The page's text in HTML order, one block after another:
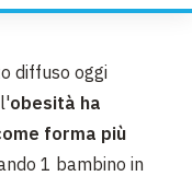
diffuso oggi
obesità ha
forma più
1 bambino in